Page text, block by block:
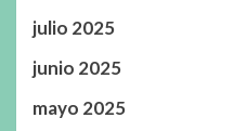
julio 2025
junio 2025
mayo 2025